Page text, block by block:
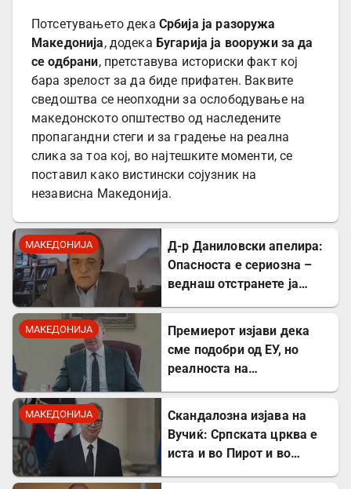
Потсетувањето дека Србија ја разоружа
Македонија, додека Бугарија ја вооружи за да
се одбрани, претставува историски факт кој
бара зрелост за да биде прифатен. Ваквите
сведоштва се неопходни за ослободување на
македонското општество од наследените
пропагандни стеги и за градење на реална
слика за тоа кој, во најтешките моменти, се
поставил како вистински сојузник на
независна Македонија.
МАКЕДОНИЈА
Д-р Даниловски апелира:
Опасноста е сериозна –
веднаш отстранете ја
западнонилска треска!
МАКЕДОНИЈА
Премиерот изјави дека
сме подобри од ЕУ, но
реалноста на
МАКЕДОНИЈА
Скандалозна изјава на
Вучиќ: Српската црква е
иста и во Пирот и во